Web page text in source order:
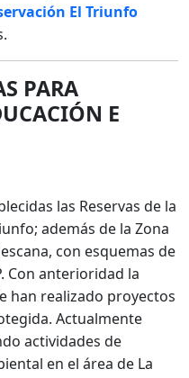
El Triunfo
PARA
E
las Reservas de la
además de la Zona
con esquemas de
Con anterioridad la
han realizado proyectos
Actualmente
actividades de
en el área de La